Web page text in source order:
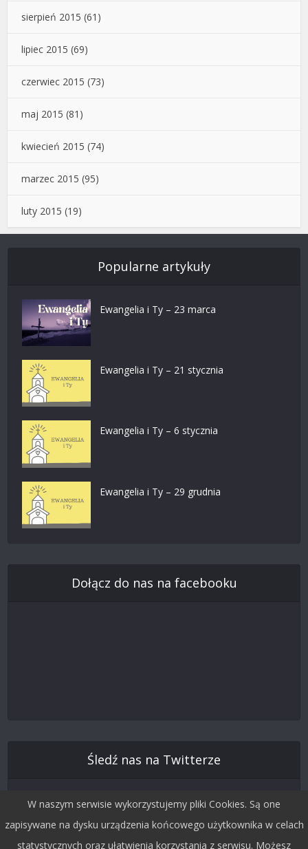
sierpień 2015 (61)
lipiec 2015 (69)
czerwiec 2015 (73)
maj 2015 (81)
kwiecień 2015 (74)
marzec 2015 (95)
luty 2015 (19)
Popularne artykuły
Ewangelia i Ty – 23 marca
Ewangelia i Ty – 21 stycznia
Ewangelia i Ty – 6 stycznia
Ewangelia i Ty – 29 grudnia
Dołącz do nas na facebooku
Śledź nas na Twitterze
W naszym serwisie wykorzystujemy pliki Cookies. Są one
zapisywane na dysku urządzenia końcowego użytkownika w celach
statystycznych oraz ułatwienia korzystania z serwisu. Możesz